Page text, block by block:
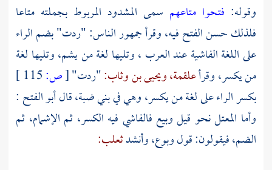
وقوله: فتحوا متاعهم سمى المشدود المربوط بجملته متاعا
فلذلك حسن الفتح فيه، وقرأ جمهور الناس: "ردت" بضم الراء
على اللغة الفاشية عندالعرب ، وتليها لغة من يشم، وتليها لغة
من يكسر، وقرأعلقمة،ويحيى بن وثاب:"ردت"[ص:
بكسر الراء على لغة من يكسر، وهي فيبني ضبة،قالأبو الفتح :
وأما المعتل نحو قيل وبيع فالفاشي فيه الكسر، ثم الإشمام، ثم
الضم، فيقولون: قول وبوع، وأنشدثعلب: